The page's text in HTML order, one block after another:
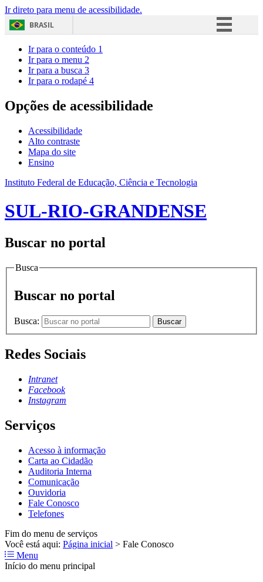
Ir direto para menu de acessibilidade.
BRASIL
Acesso à informação
Ir para o conteúdo 1
Ir para o menu 2
Ir para a busca 3
Ir para o rodapé 4
Opções de acessibilidade
Acessibilidade
Alto contraste
Mapa do site
Ensino
Instituto Federal de Educação, Ciência e Tecnologia
SUL-RIO-GRANDENSE
Buscar no portal
Busca
Buscar no portal
Busca: Buscar
Redes Sociais
Intranet
Facebook
Instagram
Serviços
Acesso à informação
Carta ao Cidadão
Auditoria Interna
Comunicação
Ouvidoria
Fale Conosco
Telefones
Fim do menu de serviços
Você está aqui: Página inicial > Fale Conosco
Menu
Início do menu principal